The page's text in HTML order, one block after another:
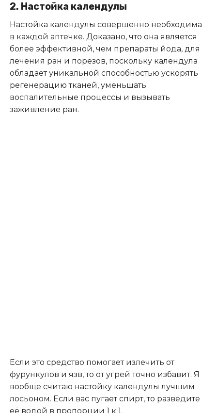
2. Настойка календулы
Настойка календулы совершенно необходима
в каждой аптечке. Доказано, что она является
более эффективной, чем препараты йода, для
лечения ран и порезов, поскольку календула
обладает уникальной способностью ускорять
регенерацию тканей, уменьшать
воспалительные процессы и вызывать
заживление ран.
Если это средство помогает излечить от
фурункулов и язв, то от угрей точно избавит. Я
вообще считаю настойку календулы лучшим
лосьоном. Если вас пугает спирт, то разведите
её водой в пропорции 1 к 1.